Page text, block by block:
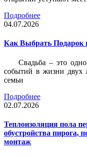
Подробнее
04.07.2026
Как Выбрать Подарок
Свадьба – это
событий в жизни двух
семьи
Подробнее
02.07.2026
Теплоизоляция пола
обустройства пирога,
монтаж